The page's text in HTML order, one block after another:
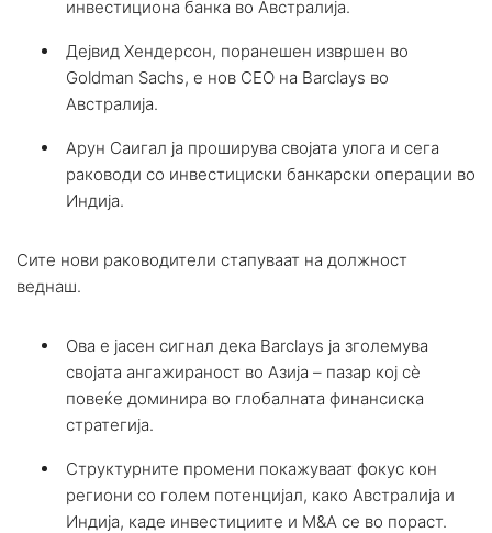
инвестициона банка во Австралија.
Дејвид Хендерсон, поранешен извршен во
Goldman Sachs, е нов CEO на Barclays во
Австралија.
Арун Саигал ја проширува својата улога и сега
раководи со инвестициски банкарски операции во
Индија.
Сите нови раководители стапуваат на должност
веднаш.
Ова е јасен сигнал дека Barclays ја зголемува
својата ангажираност во Азија – пазар кој сè
повеќе доминира во глобалната финансиска
стратегија.
Структурните промени покажуваат фокус кон
региони со голем потенцијал, како Австралија и
Индија, каде инвестициите и M&A се во пораст.